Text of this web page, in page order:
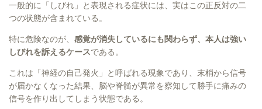
一般的に「しびれ」と表現される症状には、実はこの正反対の二
つの状態が含まれている。
特に危険なのが、 感覚が消失しているにも関わらず、本人は強い
しびれを訴えるケースである。
これは「神経の自己発火」と呼ばれる現象であり、末梢から信号
が届かなくなった結果、脳や脊髄が異常を察知して勝手に痛みの
信号を作り出してしまう状態である。